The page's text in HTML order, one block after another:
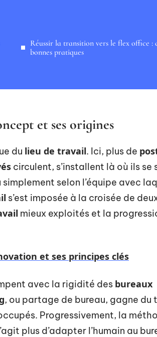
Réussir la transition vers le flex office :
bonnes pratiques
et ses origines
du lieu de travail. Ici, plus de
circulent, s’installent là où ils se
selon l’équipe avec
s’est imposée à la croisée de
mieux exploités et la
et ses principes clés
avec la rigidité des bureaux
, ou partage de bureau, gagne du
Progressivement, la
plus d’adapter l’humain au